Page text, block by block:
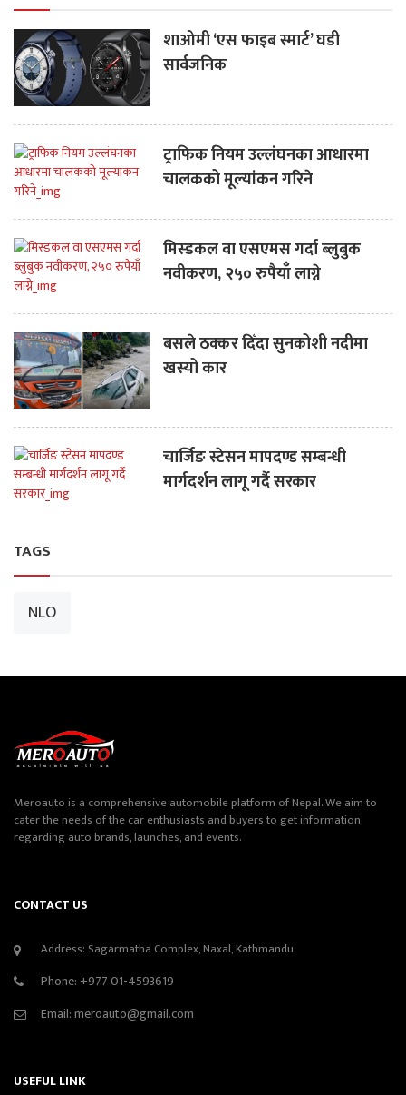
शाओमी ‘एस फाइब स्मार्ट’ घडी
सार्वजनिक
ट्राफिक नियम उल्लंघनका आधारमा
चालकको मूल्यांकन गरिने
मिस्डकल वा एसएमस गर्दा ब्लुबुक
नवीकरण, २५० रुपैयाँ लाग्ने
बसले ठक्कर दिँदा सुनकोशी नदीमा
खस्यो कार
चार्जिङ स्टेसन मापदण्ड सम्बन्धी
मार्गदर्शन लागू गर्दै सरकार
TAGS
NLO
Meroauto is a comprehensive automobile platform of Nepal. We aim to
cater the needs of the car enthusiasts and buyers to get information
regarding auto brands, launches, and events.
CONTACT US
Address: Sagarmatha Complex, Naxal, Kathmandu
Phone: +977 01-4593619
Email:meroauto@gmail.com
USEFUL LINK